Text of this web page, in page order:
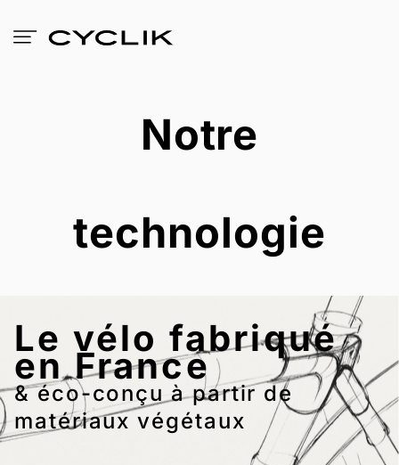
Notre
technologie
Le vélo fabriqué
en France
& éco-conçu à partir de
matériaux végétaux